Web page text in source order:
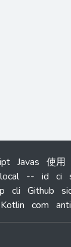
Javas 使用
local -- id ci
cli Github
Kotlin com